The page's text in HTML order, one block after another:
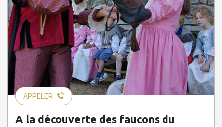
APPELER
A la découverte des faucons du